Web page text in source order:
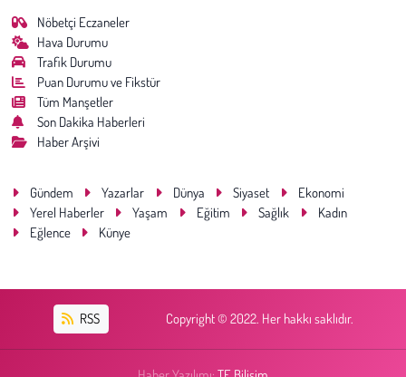
Nöbetçi Eczaneler
Hava Durumu
Trafik Durumu
Puan Durumu ve Fikstür
Tüm Manşetler
Son Dakika Haberleri
Haber Arşivi
Gündem Yazarlar Dünya Siyaset
Ekonomi
Yerel Haberler
Yaşam Eğitim Sağlık
Kadın
Eğlence
Künye
RSS Copyright © 2022. Her hakkı saklıdır.